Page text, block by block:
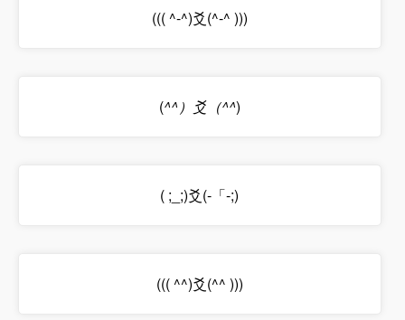
((( ^-^)爻(^-^ )))
(^^）爻（^^)
( ;_;)爻(-「-;)
((( ^^)爻(^^ )))